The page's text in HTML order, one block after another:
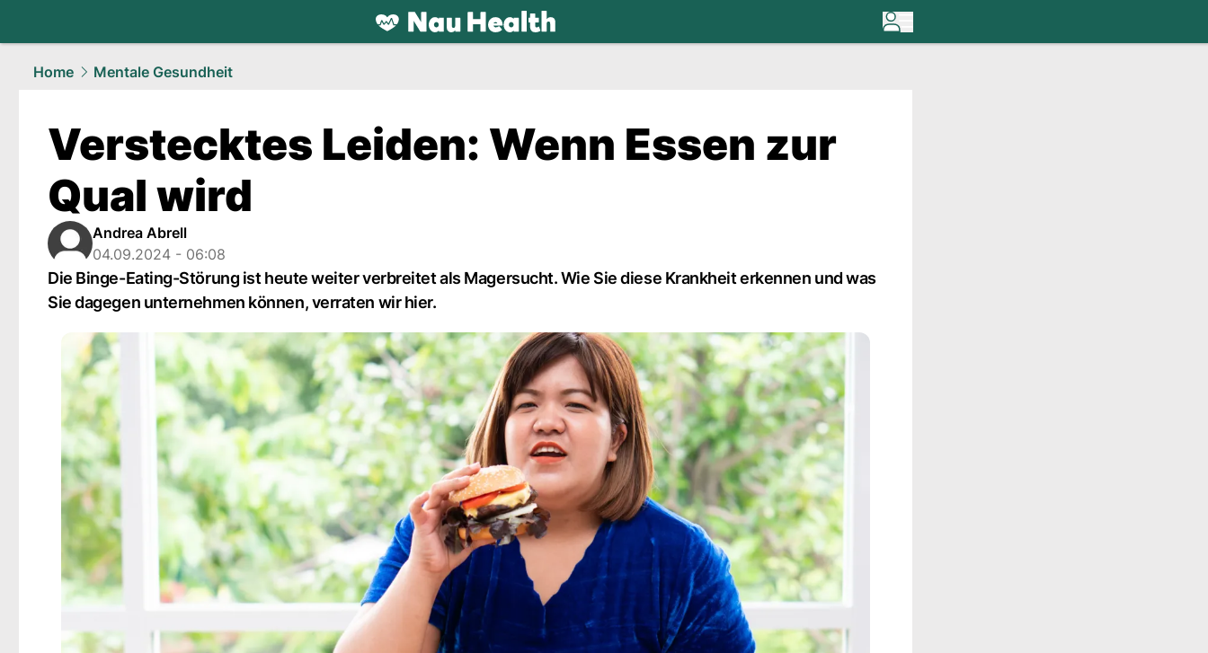
health.NAU.ch
Home
Mentale Gesundheit
Verstecktes Leiden: Wenn Essen zur
Qual wird
Andrea Abrell
04.09.2024 - 06:08
Die Binge-Eating-Störung ist heute weiter verbreitet als Magersucht. Wie Sie diese Krankheit erkennen und was
Sie dagegen unternehmen können, verraten wir hier.